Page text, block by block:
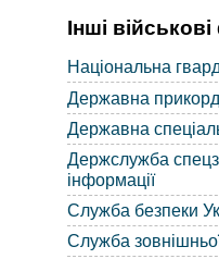
Інші
Національна
Державна
Державна
Держслужба
інформації
Служба безпеки
Служба